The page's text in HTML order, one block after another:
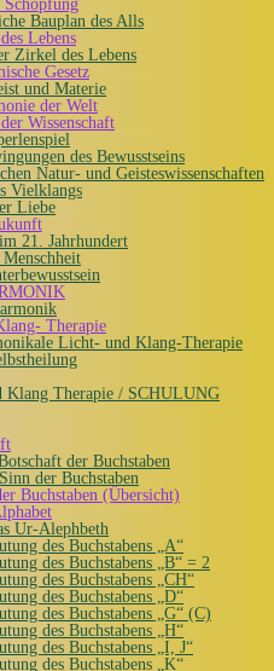
Schöpfung
Bauplan des Alls
Lebens
Zirkel des Lebens
Gesetz
und Materie
der Welt
Wissenschaft
des Bewusstseins
Natur- und Geisteswissenschaften
Vielklangs
Liebe
21. Jahrhundert
Therapie
Licht- und Klang-Therapie
Klang Therapie / SCHULUNG
der Buchstaben
der Buchstaben
Buchstaben (Übersicht)
Ur-Alephbeth
des Buchstabens „A“
des Buchstabens „B“ = 2
des Buchstabens „CH“
des Buchstabens „D“
des Buchstabens „G“ (C)
des Buchstabens „H“
des Buchstabens „I, J“
des Buchstabens „K“